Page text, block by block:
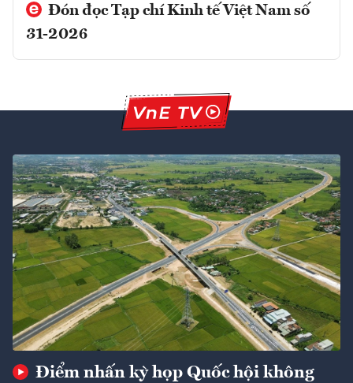
Đón đọc Tạp chí Kinh tế Việt Nam số
31-2026
Điểm nhấn kỳ họp Quốc hội không